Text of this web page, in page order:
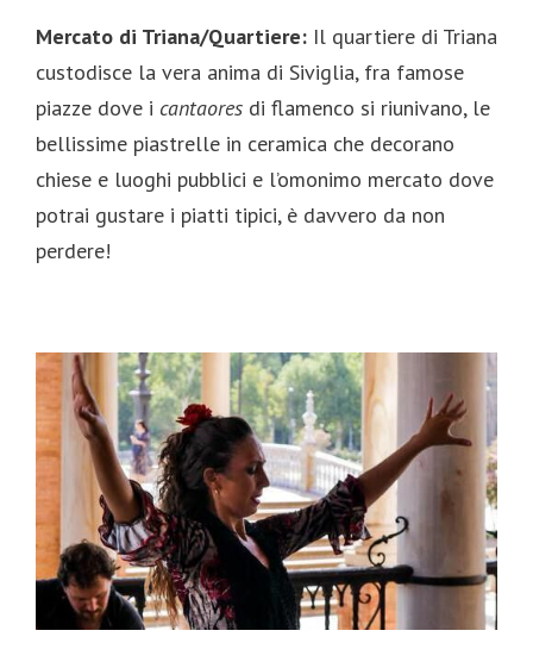
Mercato di Triana/Quartiere: Il quartiere di Triana
custodisce la vera anima di Siviglia, fra famose
piazze dove i cantaores di flamenco si riunivano, le
bellissime piastrelle in ceramica che decorano
chiese e luoghi pubblici e l’omonimo mercato dove
potrai gustare i piatti tipici, è davvero da non
perdere!